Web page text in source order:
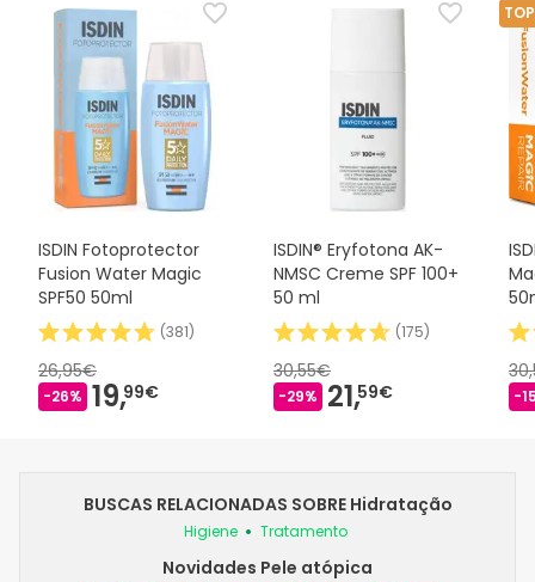
ISDIN Fotoprotector
Fusion Water Magic
SPF50 50ml
(381)
26,95€
-26% 19,99€
ISDIN® Eryfotona AK-
NMSC Creme SPF 100+
50 ml
(175)
30,55€
-29% 21,59€ -
BUSCAS RELACIONADAS SOBRE Hidratação
Higiene Tratamento
Novidades Pele atópica